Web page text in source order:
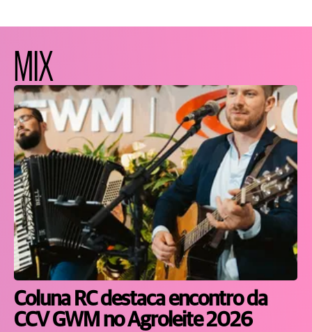
MIX
Coluna RC destaca encontro da
CCV GWM no Agroleite 2026